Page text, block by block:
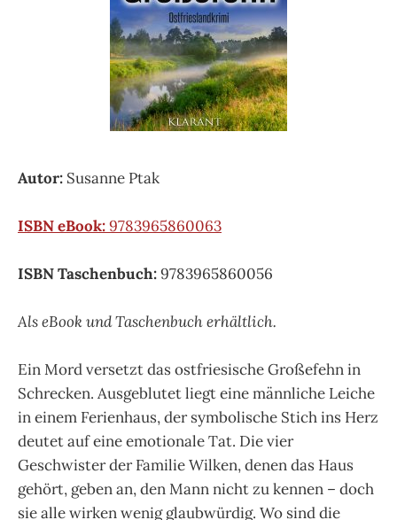
Autor: Susanne Ptak
ISBN eBook:9783965860063
ISBN Taschenbuch:9783965860056
Als eBook und Taschenbuch erhältlich.
Ein Mord versetzt das ostfriesische Großefehn in
Schrecken. Ausgeblutet liegt eine männliche Leiche
in einem Ferienhaus, der symbolische Stich ins Herz
deutet auf eine emotionale Tat. Die vier
Geschwister der Familie Wilken, denen das Haus
gehört, geben an, den Mann nicht zu kennen – doch
sie alle wirken wenig glaubwürdig. Wo sind die